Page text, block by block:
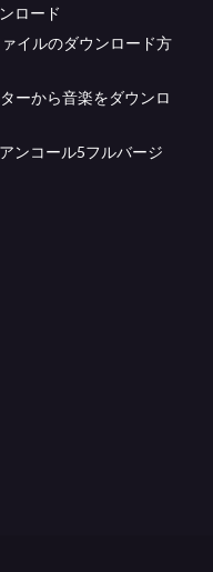
ロード
イルのダウンロード方
ーから音楽をダウンロ
ンコール5フルバージ